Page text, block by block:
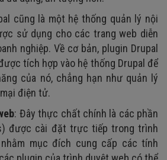
cũng là một hệ thống quản lý nội
sử dụng cho các trang web diễn
nghiệp. Về cơ bản, plugin Drupal
tích hợp vào hệ thống Drupal để
của nó, chẳng hạn như quản lý
điện tử.
: Đây thực chất chính là các phần
được cài đặt trực tiếp trong trình
mục đích cung cấp các tính